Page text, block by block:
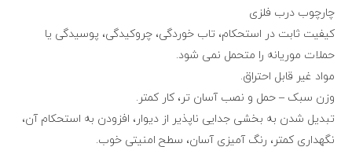
چارچوب درب فلزی
کیفیت ثابت در استحکام، تاب خوردگی، چروکیدگی، پوسیدگی یا
حملات موریانه را متحمل نمی شود.
مواد غیر قابل احتراق.
وزن سبک – حمل و نصب آسان تر، کار کمتر.
تبدیل شدن به بخشی جدایی ناپذیر از دیوار، افزودن به استحکام آن،
نگهداری کمتر، رنگ آمیزی آسان، سطح امنیتی خوب.